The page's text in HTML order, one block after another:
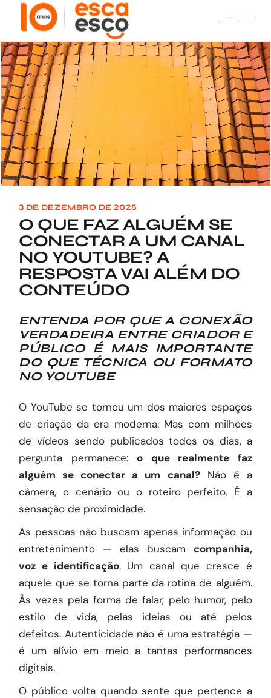
content
3 DE DEZEMBRO DE 2025
O QUE FAZ ALGUÉM SE
CONECTAR A UM CANAL
NO YOUTUBE? A
RESPOSTA VAI ALÉM DO
CONTEÚDO
ENTENDA POR QUE A CONEXÃO
VERDADEIRA ENTRE CRIADOR E
PÚBLICO É MAIS IMPORTANTE
DO QUE TÉCNICA OU FORMATO
NO YOUTUBE
O YouTube se tornou um dos maiores espaços
de criação da era moderna. Mas com milhões
de vídeos sendo publicados todos os dias, a
pergunta permanece: o que realmente faz
alguém se conectar a um canal?Não é a
câmera, o cenário ou o roteiro perfeito. É a
sensação de proximidade.
As pessoas não buscam apenas informação ou
entretenimento — elas buscam companhia,
voz e identificação. Um canal que cresce é
aquele que se torna parte da rotina de alguém.
Às vezes pela forma de falar, pelo humor, pelo
estilo de vida, pelas ideias ou até pelos
defeitos. Autenticidade não é uma estratégia —
é um alívio em meio a tantas performances
digitais.
O público volta quando sente que pertence a